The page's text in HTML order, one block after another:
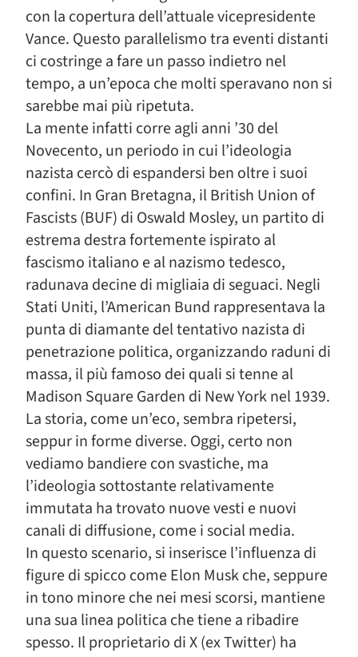
con la copertura dell’attuale vicepresidente
Vance. Questo parallelismo tra eventi distanti
ci costringe a fare un passo indietro nel
tempo, a un’epoca che molti speravano non si
sarebbe mai più ripetuta.
La mente infatti corre agli anni ’30 del
Novecento, un periodo in cui l’ideologia
nazista cercò di espandersi ben oltre i suoi
confini. In Gran Bretagna, il British Union of
Fascists (BUF) di Oswald Mosley, un partito di
estrema destra fortemente ispirato al
fascismo italiano e al nazismo tedesco,
radunava decine di migliaia di seguaci. Negli
Stati Uniti, l’American Bund rappresentava la
punta di diamante del tentativo nazista di
penetrazione politica, organizzando raduni di
massa, il più famoso dei quali si tenne al
Madison Square Garden di New York nel 1939.
La storia, come un’eco, sembra ripetersi,
seppur in forme diverse. Oggi, certo non
vediamo bandiere con svastiche, ma
l’ideologia sottostante relativamente
immutata ha trovato nuove vesti e nuovi
canali di diffusione, come i social media.
In questo scenario, si inserisce l’influenza di
figure di spicco come Elon Musk che, seppure
in tono minore che nei mesi scorsi, mantiene
una sua linea politica che tiene a ribadire
spesso. Il proprietario di X (ex Twitter) ha